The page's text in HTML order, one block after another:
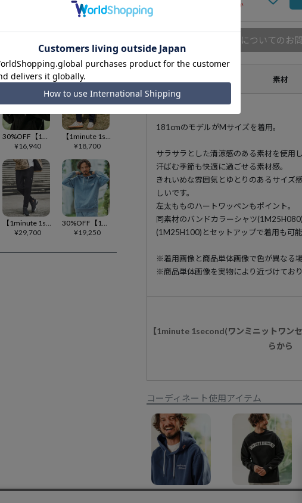
¥16,940
¥18,700
¥29,700
¥19,250
残りわずか
商品についてのお
素材
181cmのモデルがMサイズを着用。
サラサラとした清涼感のある素材を使用
汗ばむ季節も快適に過ごせる素材感。
きれいめな雰囲気とゆとりのあるサイズ
しいです。
左太もものハートワッペンもポイント。
同素材のバンドカラーシャツ
(1M25H100)とセットアップで着用も可能
※着用画像と商品単体画像で色が異なる場
※商品単体画像を実物により近づけており
【1minute 1second(ワンミニットワン
らから
コーディネート使用アイテム
【1minute 1second(ワンミニットワンセカンド)】11oz heavy weight pigment parka パーカー(1M25H300) 【1minute 1second(ワンミニットワンセカンド)】Arch logo print long sleeve cut&sew カットソー(1M25H310)